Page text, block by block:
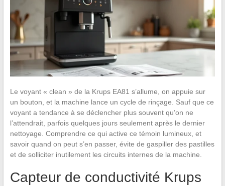
Le voyant « clean » de la Krups EA81 s’allume, on appuie sur
un bouton, et la machine lance un cycle de rinçage. Sauf que ce
voyant a tendance à se déclencher plus souvent qu’on ne
l’attendrait, parfois quelques jours seulement après le dernier
nettoyage. Comprendre ce qui active ce témoin lumineux, et
savoir quand on peut s’en passer, évite de gaspiller des pastilles
et de solliciter inutilement les circuits internes de la machine.
Capteur de conductivité Krups